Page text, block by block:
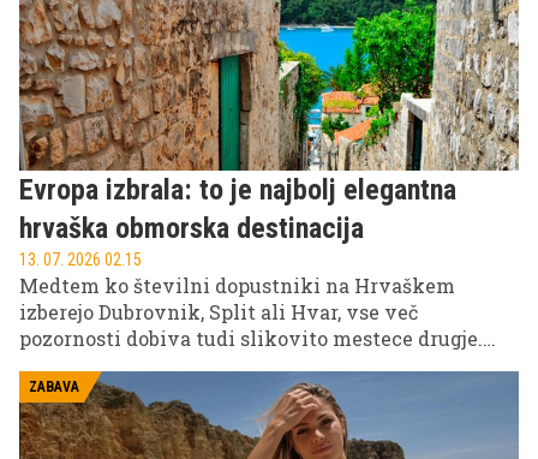
Evropa izbrala: to je najbolj elegantna
hrvaška obmorska destinacija
13. 07. 2026 02.15
Medtem ko številni dopustniki na Hrvaškem
izberejo Dubrovnik, Split ali Hvar, vse več
pozornosti dobiva tudi slikovito mestece drugje.
svoje elegance, mirnega vzdušja in čudovite obale
že več let med najbolj cenjenimi evropskimi
destinacijami.
ZABAVA